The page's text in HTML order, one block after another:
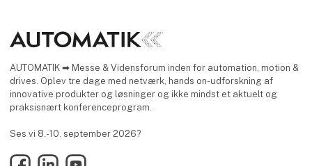
AUTOMATIK ➡ Messe & Vidensforum inden for automation, motion &
drives. Oplev tre dage med netværk, hands on-udforskning af
innovative produkter og løsninger og ikke mindst et aktuelt og
praksisnært konferenceprogram.
Ses vi 8.-10. september 2026?
FacebookLinkedInYouTube